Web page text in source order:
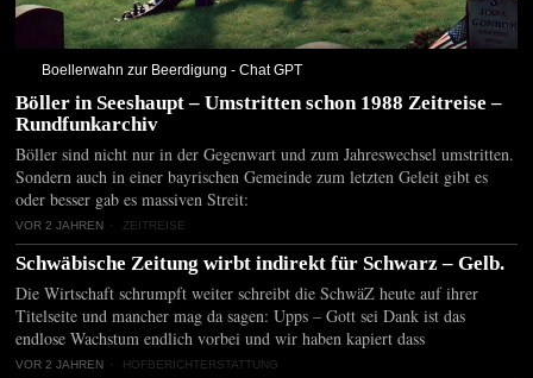
Boellerwahn zur Beerdigung - Chat GPT
Böller in Seeshaupt – Umstritten schon 1988 Zeitreise –
Rundfunkarchiv
Böller sind nicht nur in der Gegenwart und zum Jahreswechsel umstritten.
Sondern auch in einer bayrischen Gemeinde zum letzten Geleit gibt es
oder besser gab es massiven Streit:
VOR 2 JAHREN ZEITREISE
Schwäbische Zeitung wirbt indirekt für Schwarz – Gelb.
Die Wirtschaft schrumpft weiter schreibt die SchwäZ heute auf ihrer
Titelseite und mancher mag da sagen: Upps – Gott sei Dank ist das
endlose Wachstum endlich vorbei und wir haben kapiert dass
VOR 2 JAHREN HOFBERICHTERSTATTUNG